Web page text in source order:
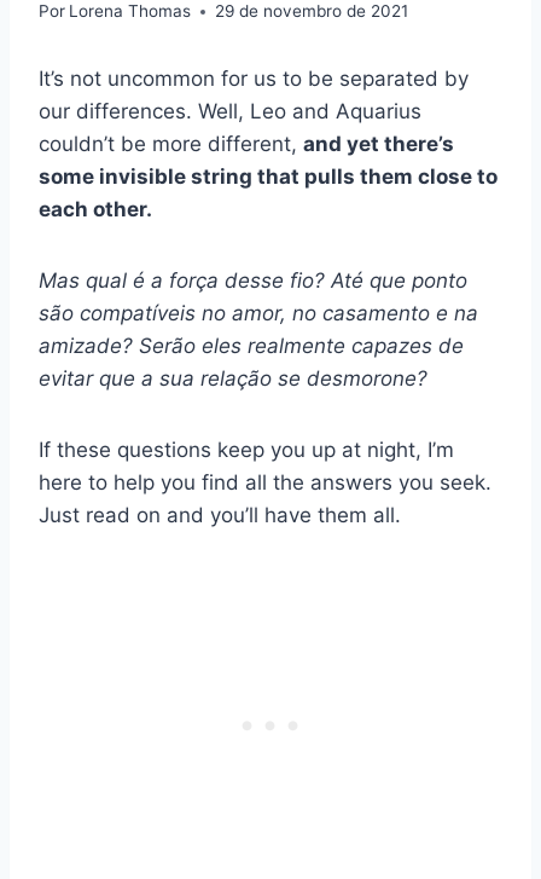
Por Lorena Thomas 29 de novembro de 2021
It’s not uncommon for us to be separated by
our differences. Well, Leo and Aquarius
couldn’t be more different, and yet there’s
some invisible string that pulls them close to
each other.
Mas qual é a força desse fio? Até que ponto
são compatíveis no amor, no casamento e na
amizade? Serão eles realmente capazes de
evitar que a sua relação se desmorone?
If these questions keep you up at night, I’m
here to help you find all the answers you seek.
Just read on and you’ll have them all.